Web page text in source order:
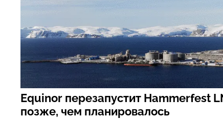
Equinor перезапустит Hammerfest
позже, чем планировалось